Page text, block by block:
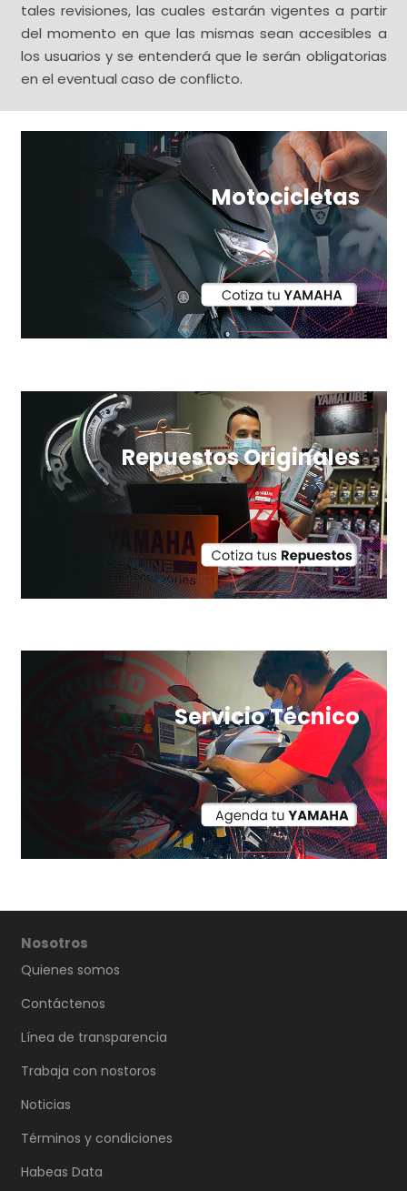
tales revisiones, las cuales estarán vigentes a partir
del momento en que las mismas sean accesibles a
los usuarios y se entenderá que le serán obligatorias
en el eventual caso de conflicto.
Motocicletas
Repuestos Originales
Servicio Técnico
Nosotros
Quienes somos
Contáctenos
Línea de transparencia
Trabaja con nostoros
Noticias
Términos y condiciones
Habeas Data